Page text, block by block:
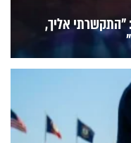
"התקשרתי אליך,